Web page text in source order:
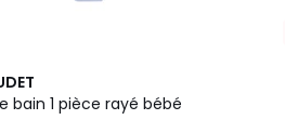
bain 1 pièce rayé bébé